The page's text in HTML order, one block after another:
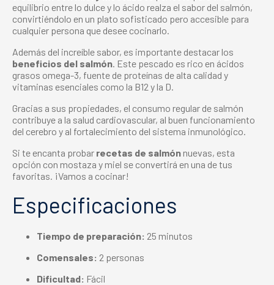
equilibrio entre lo dulce y lo ácido realza el sabor del salmón,
convirtiéndolo en un plato sofisticado pero accesible para
cualquier persona que desee cocinarlo.
Además del increíble sabor, es importante destacar los
beneficios del salmón . Este pescado es rico en ácidos
grasos omega-3, fuente de proteínas de alta calidad y
vitaminas esenciales como la B12 y la D.
Gracias a sus propiedades, el consumo regular de salmón
contribuye a la salud cardiovascular, al buen funcionamiento
del cerebro y al fortalecimiento del sistema inmunológico.
Si te encanta probar recetas de salmón nuevas, esta
opción con mostaza y miel se convertirá en una de tus
favoritas. ¡Vamos a cocinar!
Especificaciones
Tiempo de preparación: 25 minutos
Comensales: 2 personas
Dificultad: Fácil